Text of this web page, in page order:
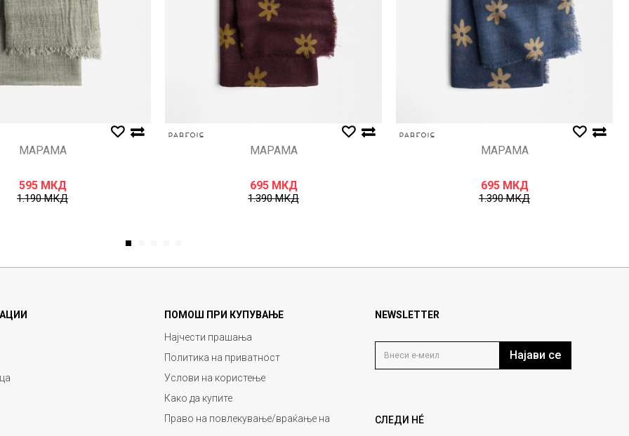
МАРАМА
595 МКД
1.190МКД
МАРАМА
695 МКД
1.390МКД
МАРАМА
695 МКД
1.390МКД
1
ПОМОШ ПРИ КУПУВАЊЕ
Најчести прашања
Политика на приватност
Услови на користење
Како да купите
Право на повлекување/враќање на
NEWSLETTER
Најави се
СЛЕДИ НÉ